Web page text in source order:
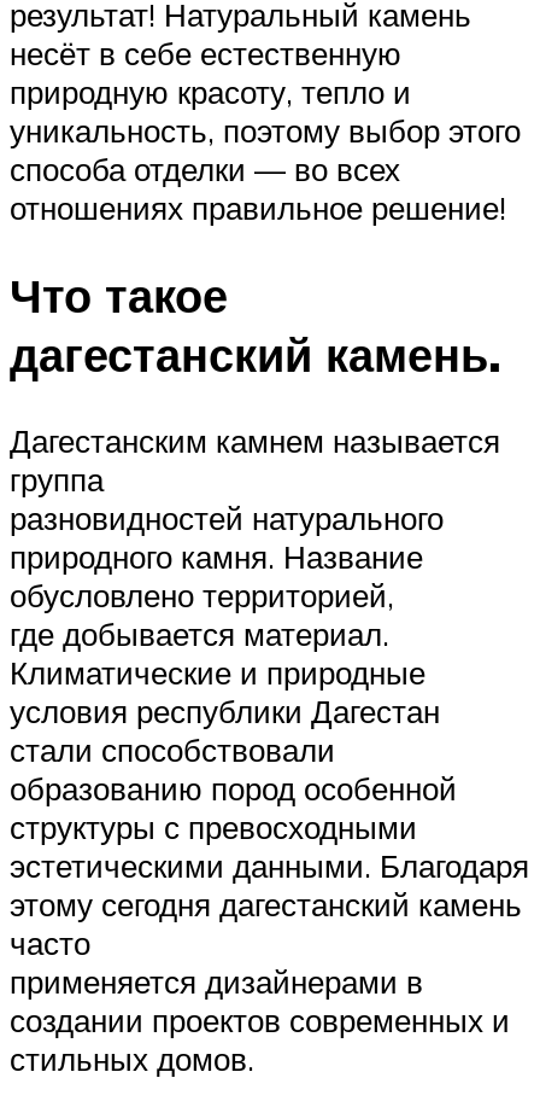
результат! Натуральный камень
несёт в себе естественную
природную красоту, тепло и
уникальность, поэтому выбор этого
способа отделки — во всех
отношениях правильное решение!
Что такое
дагестанский камень.
Дагестанским камнем называется
группа
разновидностей натурального
природного камня. Название
обусловлено территорией,
где добывается материал.
Климатические и природные
условия республики Дагестан
стали способствовали
образованию пород особенной
структуры с превосходными
эстетическими данными. Благодаря
этому сегодня дагестанский камень
часто
применяется дизайнерами в
создании проектов современных и
стильных домов.